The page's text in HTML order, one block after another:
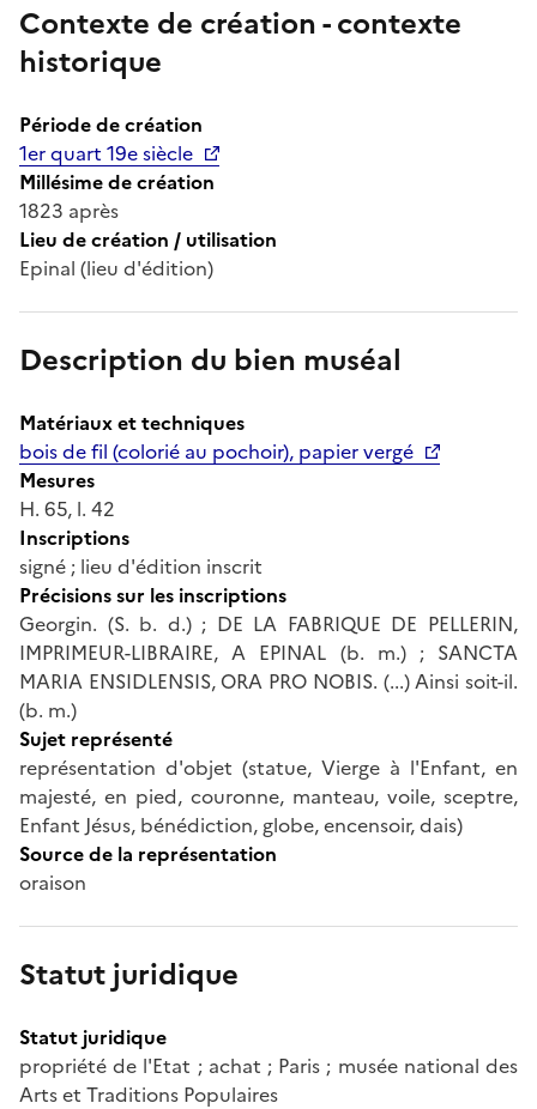
Contexte de création - contexte
historique
Période de création
1er quart 19e siècle
Millésime de création
1823 après
Lieu de création / utilisation
Epinal (lieu d'édition)
Description du bien muséal
Matériaux et techniques
bois de fil (colorié au pochoir), papier vergé
Mesures
H. 65, l. 42
Inscriptions
signé ; lieu d'édition inscrit
Précisions sur les inscriptions
Georgin. (S. b. d.) ; DE LA FABRIQUE DE PELLERIN,
IMPRIMEUR-LIBRAIRE, A EPINAL (b. m.) ; SANCTA
MARIA ENSIDLENSIS, ORA PRO NOBIS. (...) Ainsi soit-il.
(b. m.)
Sujet représenté
représentation d'objet (statue, Vierge à l'Enfant, en
majesté, en pied, couronne, manteau, voile, sceptre,
Enfant Jésus, bénédiction, globe, encensoir, dais)
Source de la représentation
oraison
Statut juridique
Statut juridique
propriété de l'Etat ; achat ; Paris ; musée national des
Arts et Traditions Populaires